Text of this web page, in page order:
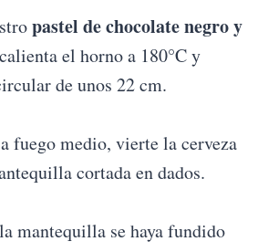
pastel de chocolate negro y
el horno a 180°C y
de unos 22 cm.
fuego medio, vierte la cerveza
cortada en dados.
mantequilla se haya fundido